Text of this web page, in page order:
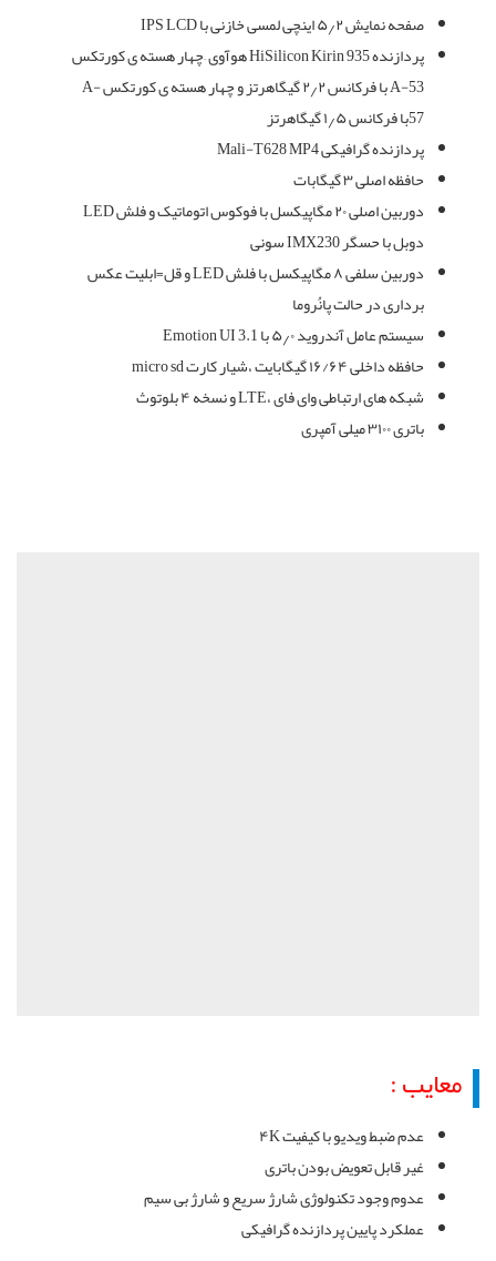
صفحه نمایش ۵٫۲ اینچی لمسی خازنی با IPS LCD
پردازنده HiSilicon Kirin 935 هوآوی –چهار هسته ی کورتکس
A-53 با فرکانس ۲٫۲ گیگاهرتز و چهار هسته ی کورتکس A-
57با فرکانس ۱٫۵ گیگاهرتز
پردازنده گرافیکی Mali-T628 MP4
حافظه اصلی ۳ گیگابات
دوربین اصلی ۲۰ مگاپیکسل با فوکوس اتوماتیک و فلش LED
دوبل با حسگر IMX230 سونی
دوربین سلفی ۸ مگاپیکسل با فلش LED و قل=ابلیت عکس
برداری در حالت پانُروما
سیستم عامل آندروید ۵٫۰ با Emotion UI 3.1
حافظه داخلی ۱۶/۶۴ گیگابایت ،شیار کارت micro sd
شبکه های ارتباطی وای فای ،LTE و نسخه ۴ بلوتوث
باتری ۳۱۰۰ میلی آمپری
معایب :
عدم ضبط ویدیو با کیفیت ۴K
غیر قابل تعویض بودن باتری
عدوم وجود تکنولوژی شارژ سریع و شارژ بی سیم
عملکرد پایین پردازنده گرافیکی